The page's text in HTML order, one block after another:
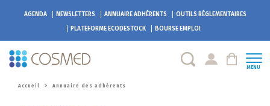
AGENDA NEWSLETTERS ANNUAIRE ADHÉRENTS
OUTILS RÉGLEMENTAIRES
PLATEFORMEECODESTOCK BOURSE EMPLOI
MENU
Accueil > Annuaire des adhérents